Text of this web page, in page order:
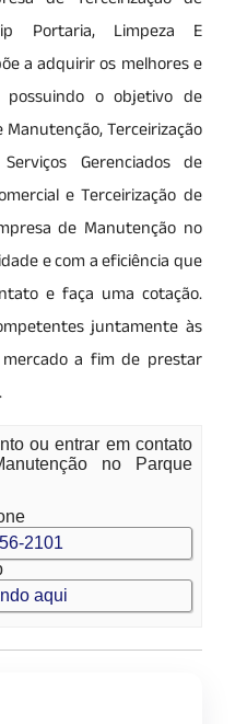
Portaria, Limpeza E
a adquirir os melhores e
possuindo o objetivo de
Terceirização
Gerenciados de
e Terceirização de
de Manutenção no
e com a eficiência que
e faça uma cotação.
juntamente às
a fim de prestar
ou entrar em contato
no Parque
2101
aqui